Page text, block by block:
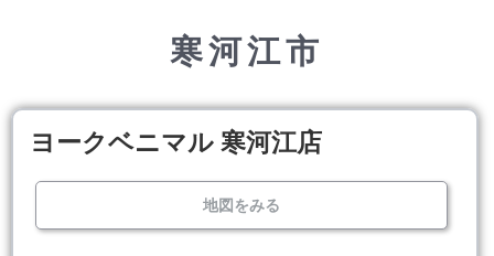
寒河江市
ヨークベニマル 寒河江店
地図をみる